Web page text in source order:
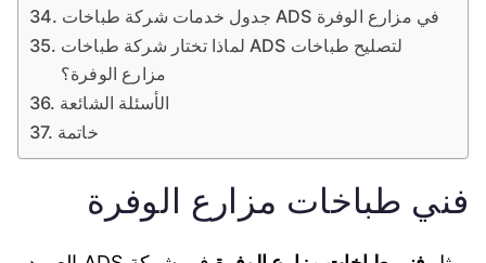
جدول خدمات شركة طباخات ADS في مزارع الوفرة
لماذا تختار شركة طباخات ADS لتصليح طباخات
مزارع الوفرة؟
الأسئلة الشائعة
خاتمة
فني طباخات مزارع الوفرة